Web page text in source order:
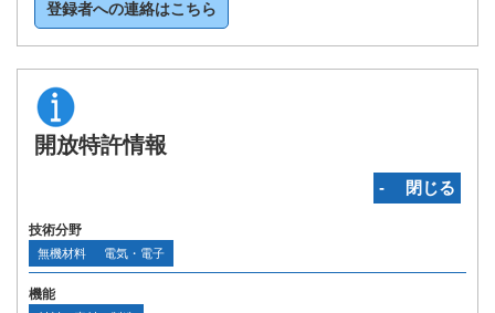
登録者への連絡はこちら
開放特許情報
‐ 閉じる
技術分野
無機材料 電気・電子
機能